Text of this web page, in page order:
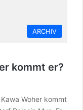
ARCHIV
kommt er?
Woher kommt